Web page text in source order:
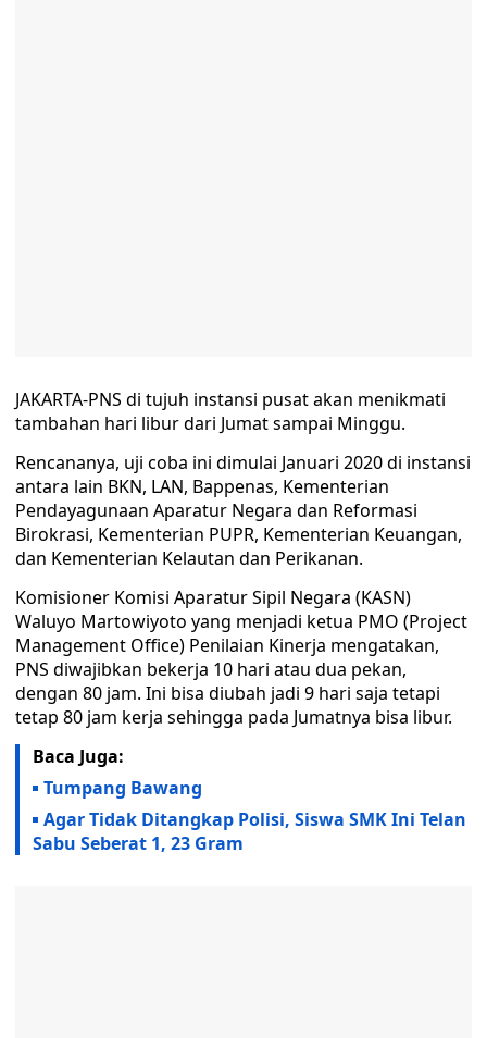
JAKARTA-PNS di tujuh instansi pusat akan menikmati
tambahan hari libur dari Jumat sampai Minggu.
Rencananya, uji coba ini dimulai Januari 2020 di instansi
antara lain BKN, LAN, Bappenas, Kementerian
Pendayagunaan Aparatur Negara dan Reformasi
Birokrasi, Kementerian PUPR, Kementerian Keuangan,
dan Kementerian Kelautan dan Perikanan.
Komisioner Komisi Aparatur Sipil Negara (KASN)
Waluyo Martowiyoto yang menjadi ketua PMO (Project
Management Office) Penilaian Kinerja mengatakan,
PNS diwajibkan bekerja 10 hari atau dua pekan,
dengan 80 jam. Ini bisa diubah jadi 9 hari saja tetapi
tetap 80 jam kerja sehingga pada Jumatnya bisa libur.
Baca Juga:
Tumpang Bawang
Agar Tidak Ditangkap Polisi, Siswa SMK Ini Telan
Sabu Seberat 1, 23 Gram